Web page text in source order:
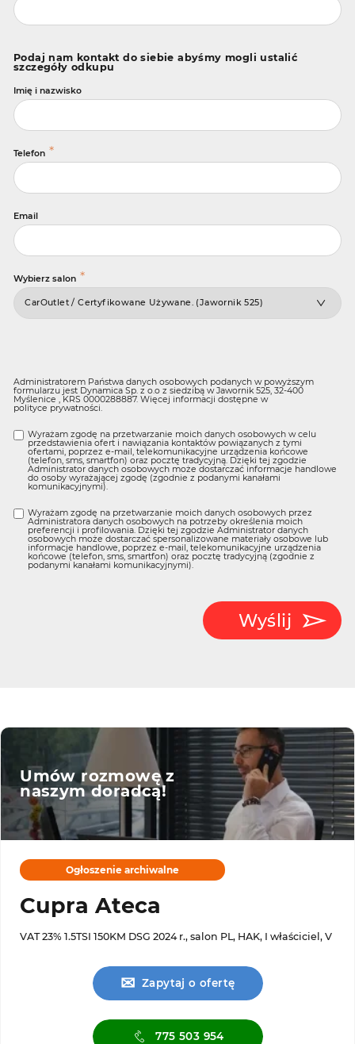
Podaj nam kontakt do siebie abyśmy mogli ustalić
szczegóły odkupu
Imię i nazwisko
Telefon *
Email
Wybierz salon *
Administratorem Państwa danych osobowych podanych w powyższym
formularzu jest Dynamica Sp. z o.o z siedzibą w Jawornik 525, 32-400
Myślenice , KRS 0000288887. Więcej informacji dostępne w
polityce prywatności.
Wyrażam zgodę na przetwarzanie moich danych osobowych w celu
przedstawienia ofert i nawiązania kontaktów powiązanych z tymi
ofertami, poprzez e-mail, telekomunikacyjne urządzenia końcowe
(telefon, sms, smartfon) oraz pocztę tradycyjną. Dzięki tej zgodzie
Administrator danych osobowych może dostarczać informacje handlowe
do osoby wyrażającej zgodę (zgodnie z podanymi kanałami
komunikacyjnymi).
Wyrażam zgodę na przetwarzanie moich danych osobowych przez
Administratora danych osobowych na potrzeby określenia moich
preferencji i profilowania. Dzięki tej zgodzie Administrator danych
osobowych może dostarczać spersonalizowane materiały osobowe lub
informacje handlowe, poprzez e-mail, telekomunikacyjne urządzenia
końcowe (telefon, sms, smartfon) oraz pocztę tradycyjną (zgodnie z
podanymi kanałami komunikacyjnymi).
Wyślij
Umów rozmowę z
naszym doradcą!
Ogłoszenie archiwalne
Cupra Ateca
VAT 23% 1.5TSI 150KM DSG 2024 r., salon PL, HAK, I właściciel, V
✉ Zapytaj o ofertę
775 503 954